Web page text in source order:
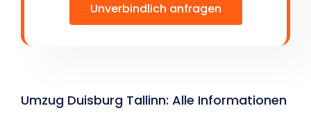
Unverbindlich anfragen
Umzug Duisburg Tallinn: Alle Informationen